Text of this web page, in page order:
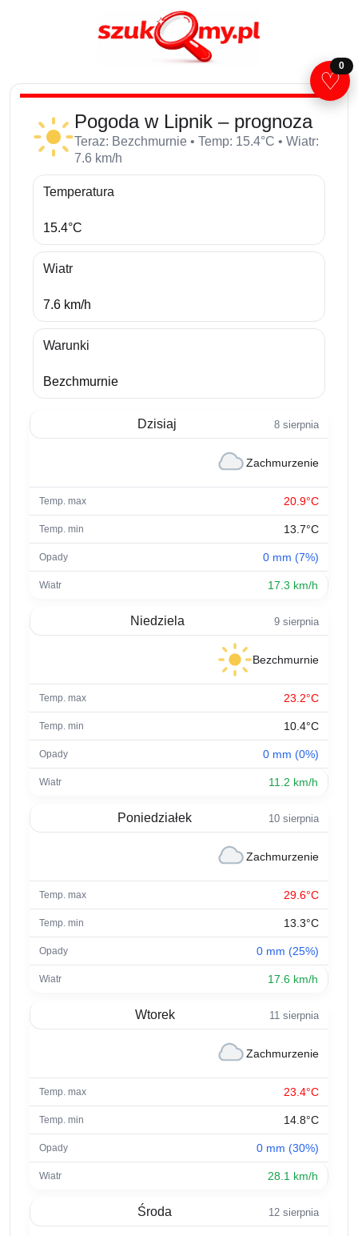
Pogoda w Lipnik – prognoza
Teraz: Bezchmurnie • Temp: 15.4°C • Wiatr:
7.6 km/h
Temperatura
15.4°C
Wiatr
7.6 km/h
Warunki
Bezchmurnie
Dzisiaj 8 sierpnia
Zachmurzenie
20.9°C
13.7°C
0 mm (7%)
17.3 km/h
Niedziela 9 sierpnia
Bezchmurnie
23.2°C
10.4°C
0 mm (0%)
11.2 km/h
Poniedziałek 10 sierpnia
Zachmurzenie
29.6°C
13.3°C
0 mm (25%)
17.6 km/h
Wtorek 11 sierpnia
Zachmurzenie
23.4°C
14.8°C
0 mm (30%)
28.1 km/h
Środa 12 sierpnia
♡
0